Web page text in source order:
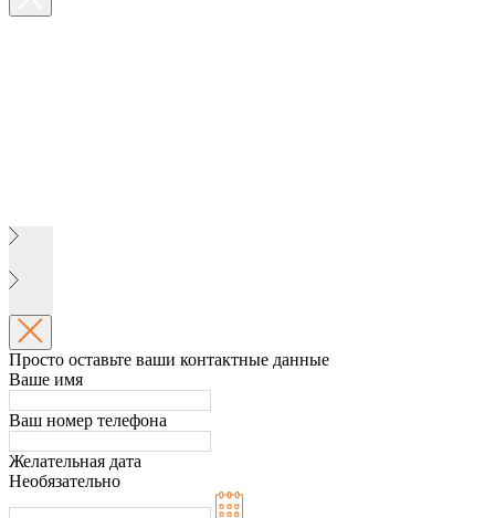
Просто оставьте ваши контактные данные
Ваше имя
Ваш номер телефона
Желательная дата
Необязательно